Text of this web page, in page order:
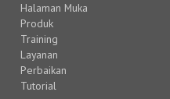
Halaman Muka
Produk
Training
Layanan
Perbaikan
Tutorial